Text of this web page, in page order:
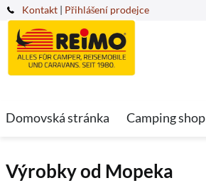
Kontakt | Přihlášení prodejce
Domovská stránka Camping shop
Výrobky od Mopeka